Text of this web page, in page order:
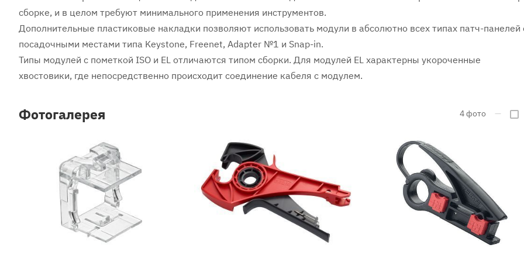
сборке, и в целом требуют минимального применения инструментов.
Дополнительные пластиковые накладки позволяют использовать модули в абсолютно всех типах патч-панелей
посадочными местами типа Keystone, Freenet, Adapter №1 и Snap-in.
Типы модулей с пометкой ISO и EL отличаются типом сборки. Для модулей EL характерны укороченные
хвостовики, где непосредственно происходит соединение кабеля с модулем.
Фотогалерея 4фото —